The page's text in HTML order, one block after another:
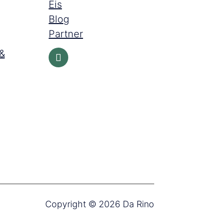
Eis
Blog
Partner
Copyright © 2026 Da Rino